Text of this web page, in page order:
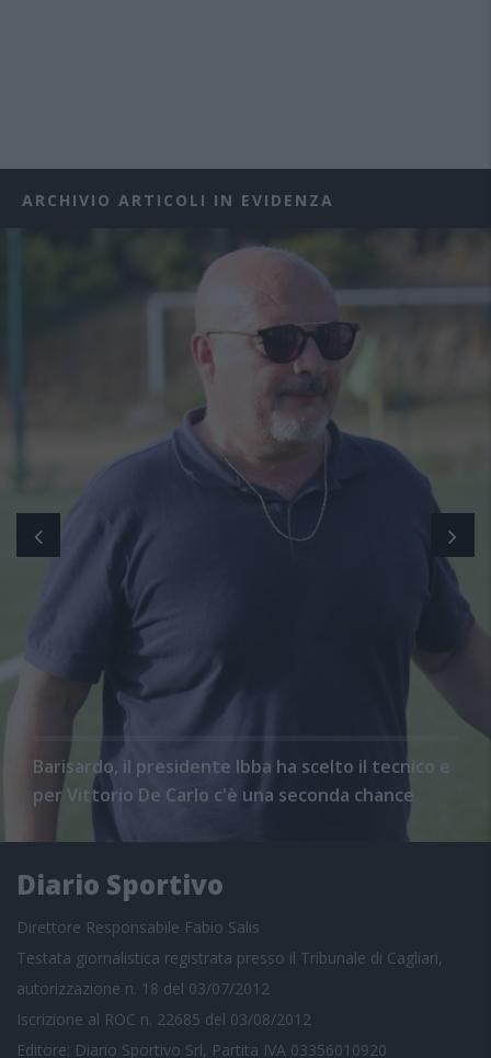
ARCHIVIO ARTICOLI IN EVIDENZA
Barisardo, il presidente Ibba ha scelto il tecnico e
per Vittorio De Carlo c'è una seconda chance
Diario Sportivo
Direttore Responsabile Fabio Salis
Testata giornalistica registrata presso il Tribunale di Cagliari,
autorizzazione n. 18 del 03/07/2012
Iscrizione al ROC n. 22685 del 03/08/2012
Editore: Diario Sportivo Srl, Partita IVA 03356010920